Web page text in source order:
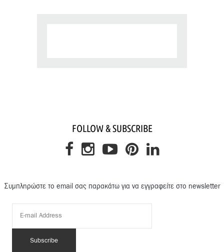
FOLLOW & SUBSCRIBE
Συμπληρώστε το email σας παρακάτω για να εγγραφείτε στο newsletter